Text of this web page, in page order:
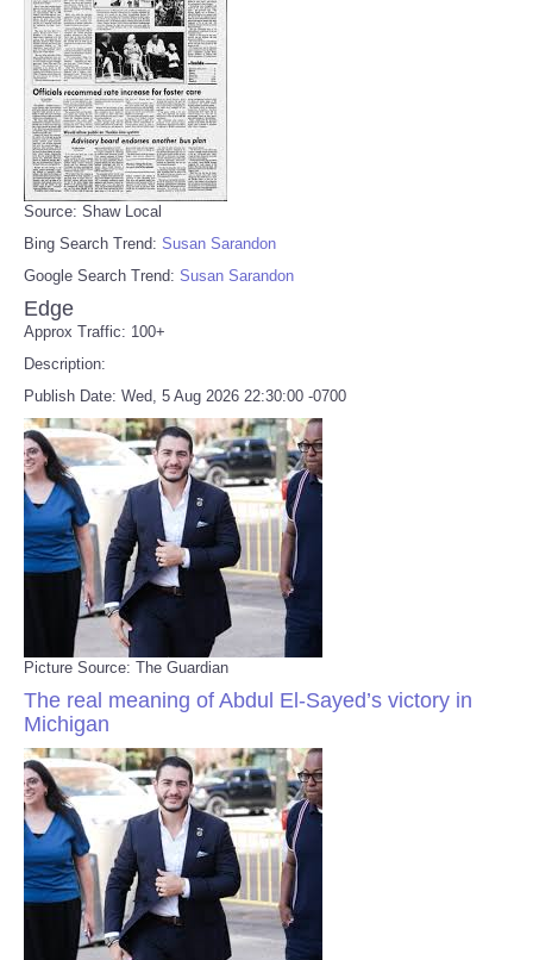
Source: Shaw Local
Bing Search Trend: Susan Sarandon
Google Search Trend: Susan Sarandon
Edge
Approx Traffic: 100+
Description:
Publish Date: Wed, 5 Aug 2026 22:30:00 -0700
Picture Source: The Guardian
The real meaning of Abdul El-Sayed’s victory in
Michigan